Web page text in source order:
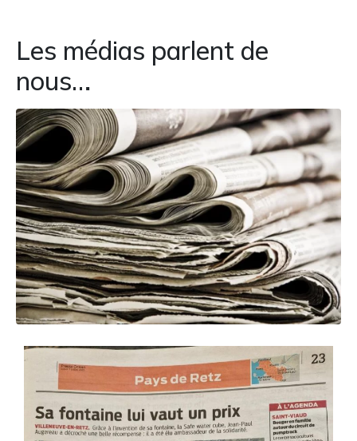
Les médias parlent de
nous…